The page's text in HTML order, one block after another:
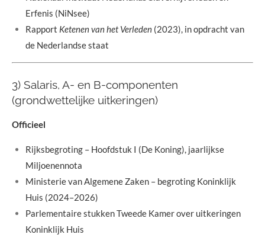
Erfenis (NiNsee)
Rapport Ketenen van het Verleden(2023), in opdracht van
de Nederlandse staat
3) Salaris, A- en B-componenten
(grondwettelijke uitkeringen)
Officieel
Rijksbegroting – Hoofdstuk I (De Koning), jaarlijkse
Miljoenennota
Ministerie van Algemene Zaken – begroting Koninklijk
Huis (2024–2026)
Parlementaire stukken Tweede Kamer over uitkeringen
Koninklijk Huis